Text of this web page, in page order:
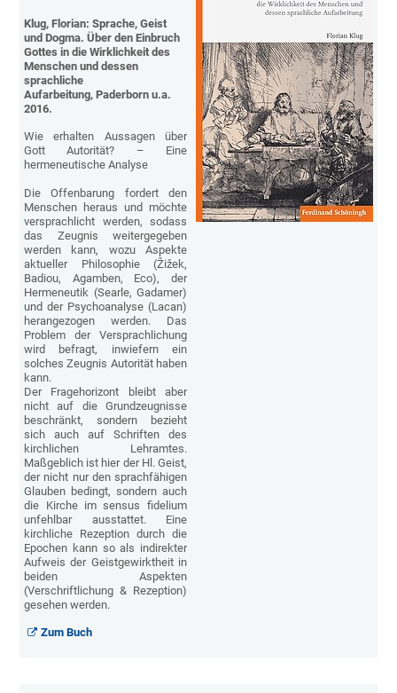
Klug, Florian: Sprache, Geist
und Dogma. Über den Einbruch
Gottes in die Wirklichkeit des
Menschen und dessen
sprachliche
Aufarbeitung, Paderborn u.a.
2016.
Wie erhalten Aussagen über
Gott Autorität? – Eine
hermeneutische Analyse
Die Offenbarung fordert den
Menschen heraus und möchte
versprachlicht werden, sodass
das Zeugnis weitergegeben
werden kann, wozu Aspekte
aktueller Philosophie (Žižek,
Badiou, Agamben, Eco), der
Hermeneutik (Searle, Gadamer)
und der Psychoanalyse (Lacan)
herangezogen werden. Das
Problem der Versprachlichung
wird befragt, inwiefern ein
solches Zeugnis Autorität haben
kann.
Der Fragehorizont bleibt aber
nicht auf die Grundzeugnisse
beschränkt, sondern bezieht
sich auch auf Schriften des
kirchlichen Lehramtes.
Maßgeblich ist hier der Hl. Geist,
der nicht nur den sprachfähigen
Glauben bedingt, sondern auch
die Kirche im sensus fidelium
unfehlbar ausstattet. Eine
kirchliche Rezeption durch die
Epochen kann so als indirekter
Aufweis der Geistgewirktheit in
beiden Aspekten
(Verschriftlichung & Rezeption)
gesehen werden.
Zum Buch